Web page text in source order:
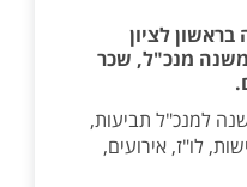
לציון
מנכ"ל, שכר
למנכ"ל תביעות,
לו"ז, אירועים,